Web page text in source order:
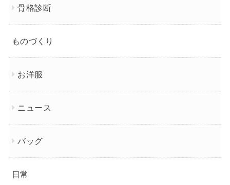
骨格診断
ものづくり
お洋服
ニュース
バッグ
日常